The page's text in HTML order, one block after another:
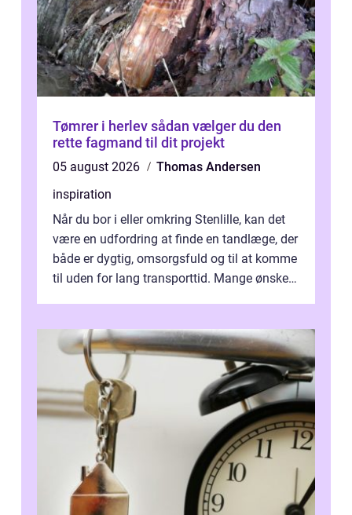
Tømrer i herlev sådan vælger du den
rette fagmand til dit projekt
05 august 2026
Thomas Andersen
inspiration
Når du bor i eller omkring Stenlille, kan det
være en udfordring at finde en tandlæge, der
både er dygtig, omsorgsfuld og til at komme
til uden for lang transporttid. Mange ønsker